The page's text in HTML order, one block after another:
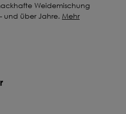
Weidemischung
und über Jahre. Mehr